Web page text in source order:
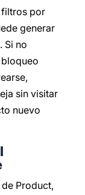
filtros por
generar
Si no
sin visitar
nuevo
Product,